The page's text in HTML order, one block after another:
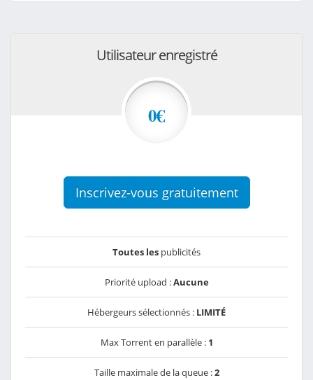
Utilisateur enregistré
0€
Inscrivez-vous gratuitement
Toutes les publicités
Priorité upload :Aucune
Hébergeurs sélectionnés : LIMITÉ
Max Torrent en parallèle : 1
Taille maximale de la queue :2